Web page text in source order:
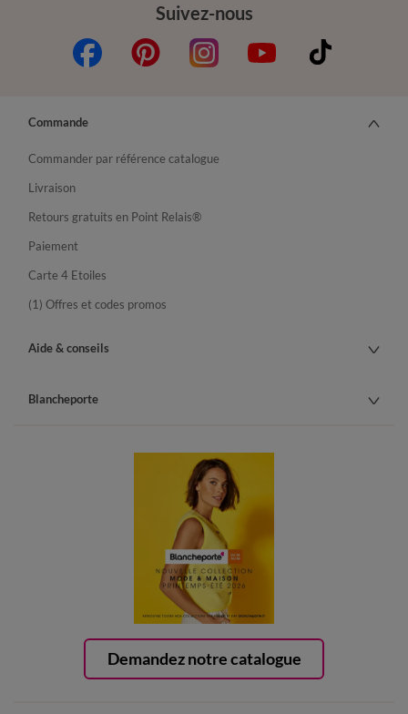
Suivez-nous
Demandez notre catalogue
Commande
Commander par référence catalogue
Livraison
Retours gratuits en Point Relais®
Paiement
Carte 4 Etoiles
(1) Offres et codes promos
Aide & conseils
Blancheporte